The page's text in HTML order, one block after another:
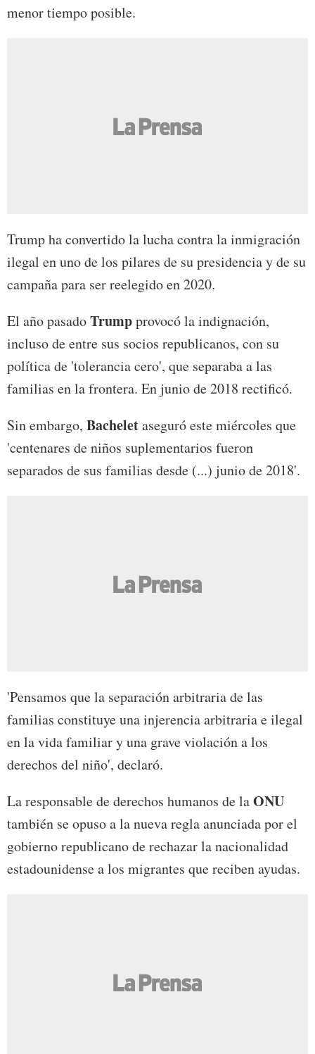
menor tiempo posible.
Trump ha convertido la lucha contra la inmigración
ilegal en uno de los pilares de su presidencia y de su
campaña para ser reelegido en 2020.
El año pasadoTrumpprovocó la indignación,
incluso de entre sus socios republicanos, con su
política de 'tolerancia cero', que separaba a las
familias en la frontera. En junio de 2018 rectificó.
Sin embargo, Bacheletaseguró este miércoles que
'centenares de niños suplementarios fueron
separados de sus familias desde (...) junio de 2018'.
'Pensamos que la separación arbitraria de las
familias constituye una injerencia arbitraria e ilegal
en la vida familiar y una grave violación a los
derechos del niño', declaró.
La responsable de derechos humanos de laONU
también se opuso a la nueva regla anunciada por el
gobierno republicano de rechazar la nacionalidad
estadounidense a los migrantes que reciben ayudas.